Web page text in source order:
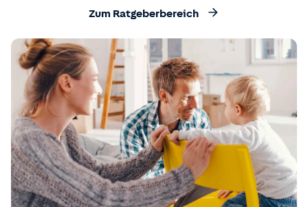
Zum Ratgeberbereich